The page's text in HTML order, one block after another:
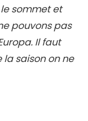
sommet et
pouvons pas
Il faut
saison on ne